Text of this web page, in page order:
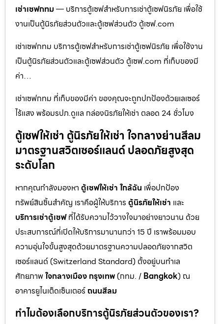
เช่าเซฟกทม— บริการตู้เซฟสำหรับการเช่าตู้เซฟนิรภัย เพื่อใช้
งานเป็นตู้นิรภัยส่วนตัวและตู้เซฟส่วนตัว ตู้เซฟ.com
เช่าเซฟกทม บริการตู้เซฟสำหรับการเช่าตู้เซฟนิรภัย เพื่อใช้งาน
เป็นตู้นิรภัยส่วนตัวและตู้เซฟส่วนตัว ตู้เซฟ.com ที่เก็บของมี
ค่า…
เช่าเซฟกทม ที่เก็บของมีค่า ของคุณจะถูกปกป้องด้วยเลเซอร์
ไร้แสง พร้อมรปภ.ดูแล กล่องนิรภัยให้เช่า ตลอด 24 ชั่วโมง
ตู้เซฟให้เช่า ตู้นิรภัยให้เช่า ใจกลางย่านสีลม
มาตรฐานสวิตเซอร์แลนด์ ปลอดภัยสูงสุด
ระดับโลก
หากคุณกำลังมองหา ตู้เซฟให้เช่า ใกล้ฉัน เพื่อปกป้อง
ทรัพย์สินชิ้นสำคัญ เราคือผู้ให้บริการ ตู้นิรภัยให้เช่า และ
บริการเช่าตู้เซฟที่ได้รับความไว้วางใจมาอย่างยาวนาน ด้วย
ประสบการณ์ที่เปิดให้บริการมานานกว่า 15 ปี เราพร้อมมอบ
ความอุ่นใจขั้นสูงสุดด้วยมาตรฐานความปลอดภัยจากสวิต
เซอร์แลนด์ (Switzerland Standard) ตั้งอยู่บนทำเล
ศักยภาพใจกลางเมือง กรุงเทพ(กทม. / Bangkok) ณ
อาคารยูไนเต็ดเซ็นเตอร์ ถนนสีลม
ทำไมต้องเลือกบริการตู้นิรภัยส่วนตัวของเรา?